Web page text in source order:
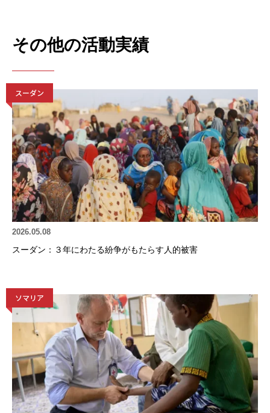
その他の活動実績
スーダン
2026.05.08
スーダン：３年にわたる紛争がもたらす人的被害
ソマリア